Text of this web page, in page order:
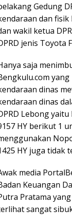
Gedung
dan
wakil ketua
jenis Toyota
saja
dinas
dinas
Lebong
HY berikut 1
HY juga tidak
media
Keuangan
Pratama
sangat